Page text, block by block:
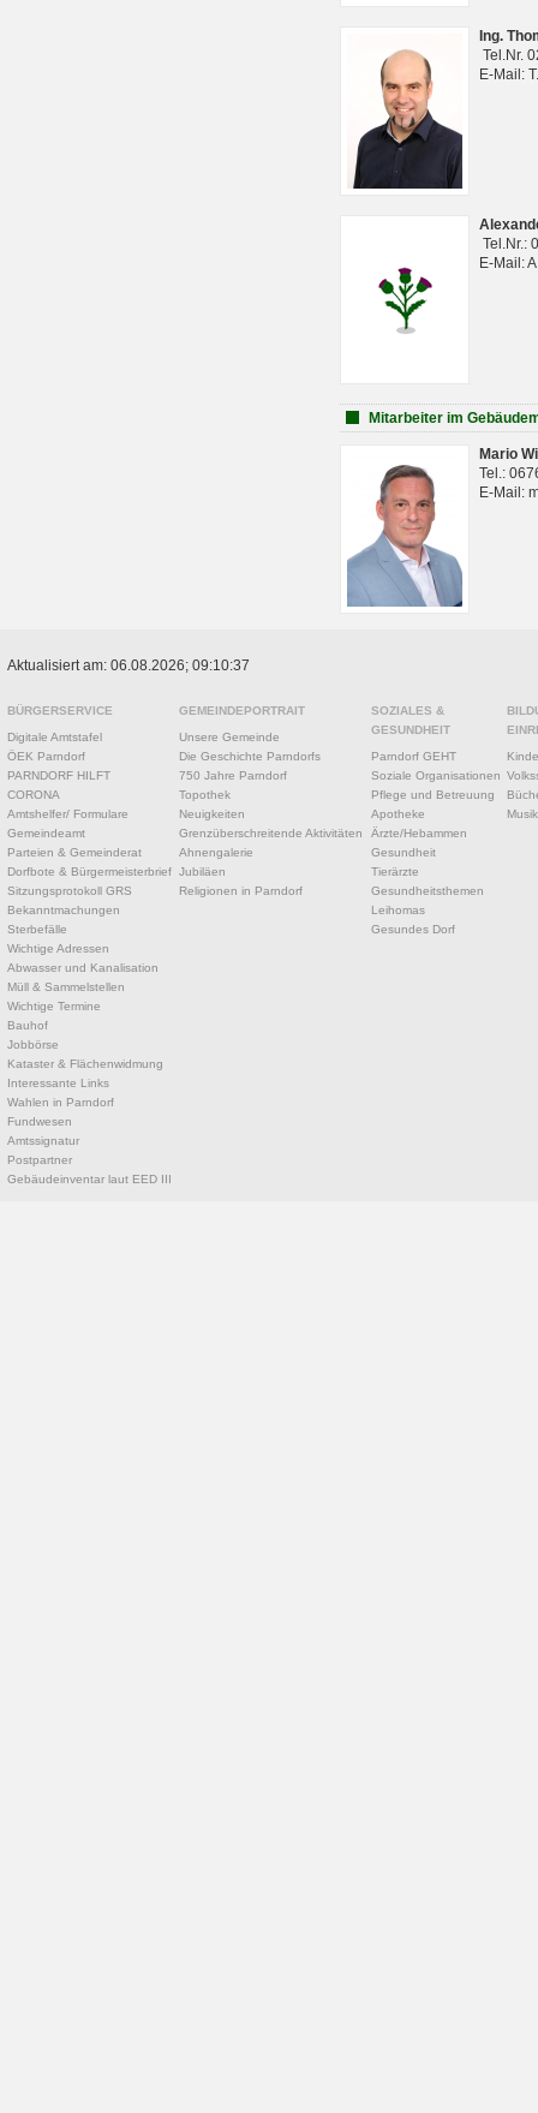
Ing.
Tel.Nr.
E-Mail:
Tel.Nr.:
E-Mail:
Mitarbeiter im
Mario
Tel.:
E-Mail:
Aktualisiert am: 06.08.2026; 09:10:37
BÜRGERSERVICE
Digitale Amtstafel
ÖEK Parndorf
PARNDORF HILFT
CORONA
Amtshelfer/ Formulare
Gemeindeamt
Parteien & Gemeinderat
Dorfbote & Bürgermeisterbrief
Sitzungsprotokoll GRS
Bekanntmachungen
Sterbefälle
Wichtige Adressen
Abwasser und Kanalisation
Müll & Sammelstellen
Wichtige Termine
Bauhof
Jobbörse
Kataster & Flächenwidmung
Interessante Links
Wahlen in Parndorf
Fundwesen
Amtssignatur
Postpartner
Gebäudeinventar laut EED III
GEMEINDEPORTRAIT
Unsere Gemeinde
Die Geschichte Parndorfs
750 Jahre Parndorf
Topothek
Neuigkeiten
Grenzüberschreitende Aktivitäten
Ahnengalerie
Jubiläen
Religionen in Parndorf
SOZIALES &
GESUNDHEIT
Parndorf GEHT
Soziale Organisationen
Pflege und Betreuung
Apotheke
Ärzte/Hebammen
Gesundheit
Tierärzte
Gesundheitsthemen
Leihomas
Gesundes Dorf